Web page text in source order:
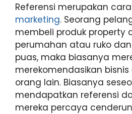
Referensi merupakan
marketing. Seorang
membeli produk property
perumahan atau ruko
puas, maka biasanya
merekomendasikan
orang lain. Biasanya
mendapatkan referensi
mereka percaya